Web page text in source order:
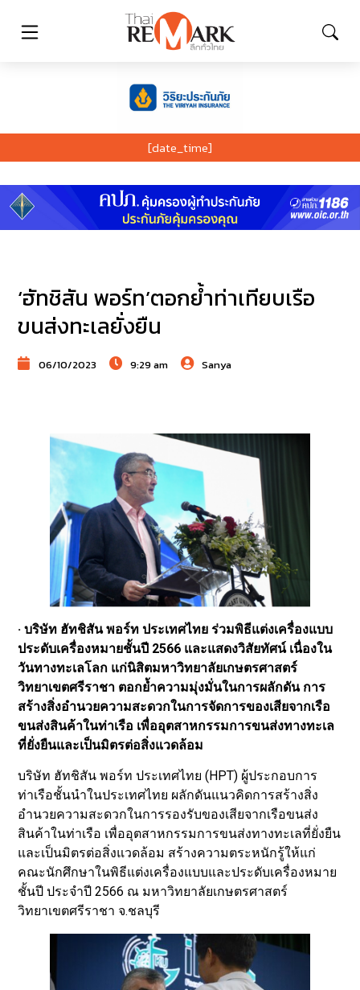
[date_time]
‘ฮัทชิสัน พอร์ท’ตอกย้ำท่าเทียบเรือ
ขนส่งทะเลยั่งยืน
06/10/2023 9:29 am Sanya
· บริษัท ฮัทชิสัน พอร์ท ประเทศไทย ร่วมพิธีแต่งเครื่องแบบ
ประดับเครื่องหมายชั้นปี 2566 และแสดงวิสัยทัศน์ เนื่องใน
วันทางทะเลโลก แก่นิสิตมหาวิทยาลัยเกษตรศาสตร์
วิทยาเขตศรีราชา ตอกย้ำความมุ่งมั่นในการผลักดัน การ
สร้างสิ่งอำนวยความสะดวกในการจัดการของเสียจากเรือ
ขนส่งสินค้าในท่าเรือ เพื่ออุตสาหกรรมการขนส่งทางทะเล
ที่ยั่งยืนและเป็นมิตรต่อสิ่งแวดล้อม
บริษัท ฮัทชิสัน พอร์ท ประเทศไทย (HPT) ผู้ประกอบการ
ท่าเรือชั้นนำในประเทศไทย ผลักดันแนวคิดการสร้างสิ่ง
อำนวยความสะดวกในการรองรับของเสียจากเรือขนส่ง
สินค้าในท่าเรือ เพื่ออุตสาหกรรมการขนส่งทางทะเลที่ยั่งยืน
และเป็นมิตรต่อสิ่งแวดล้อม สร้างความตระหนักรู้ให้แก่
คณะนักศึกษาในพิธีแต่งเครื่องแบบและประดับเครื่องหมาย
ชั้นปี ประจำปี 2566 ณ มหาวิทยาลัยเกษตรศาสตร์
วิทยาเขตศรีราชา จ.ชลบุรี